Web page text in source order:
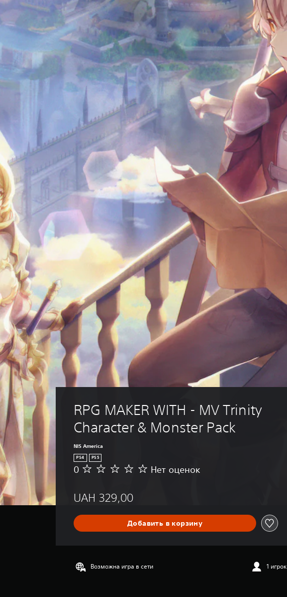
RPG MAKER WITH - MV Trinity
Character & Monster Pack
NIS America
PS4 PS5
Н
о
е
н
к
0 Нет оценок
UAH 329,00
Добавить в корзину
Возможна игра в сети 1 игрок